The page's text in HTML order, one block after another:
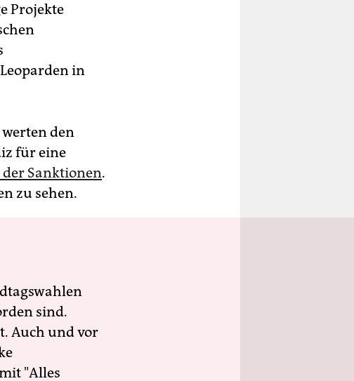
Projekte
in
den
für eine
der Sanktionen.
zu sehen.
sind.
Auch und vor
"Alles